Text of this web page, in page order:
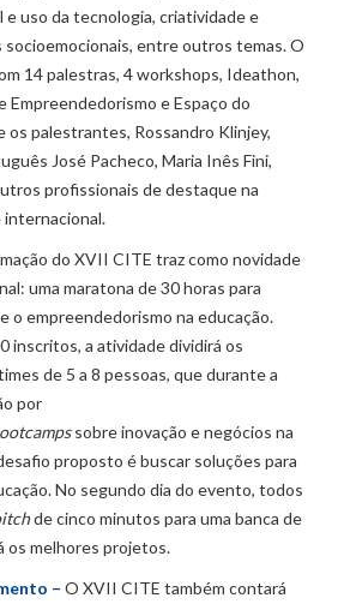
uso da tecnologia, criatividade e
socioemocionais, entre outros temas. O
14 palestras, 4 workshops, Ideathon,
Empreendedorismo e Espaço do
os palestrantes, Rossandro Klinjey,
José Pacheco, Maria Inês Fini,
profissionais de destaque na
internacional.
do XVII CITE traz como novidade
uma maratona de 30 horas para
o empreendedorismo na educação.
inscritos, a atividade dividirá os
de 5 a 8 pessoas, que durante a
por
sobre inovação e negócios na
proposto é buscar soluções para
No segundo dia do evento, todos
de cinco minutos para uma banca de
os melhores projetos.
–O XVII CITE também contará